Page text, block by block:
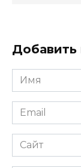
Добавить
Имя
*
Email
*
Сайт